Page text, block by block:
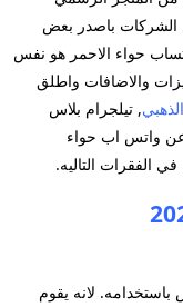
الشركات باصدر بعض
حواء الاحمر هو نفس
والاضافات واطلق
, تيلجرام بلاس
واتس اب حواء
الفقرات التاليه.
الاحمر 2026
لانه يقوم